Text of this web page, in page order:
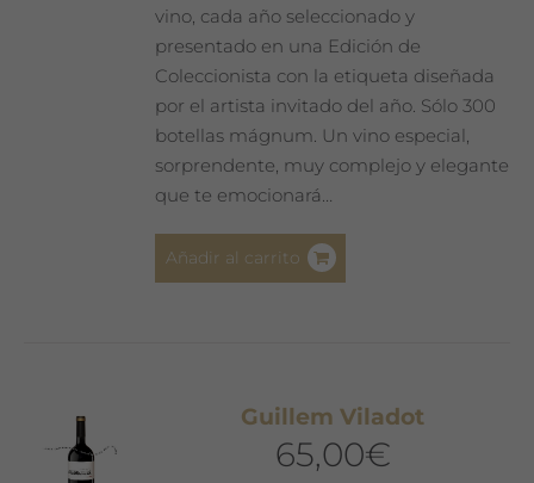
vino, cada año seleccionado y
presentado en una Edición de
Coleccionista con la etiqueta diseñada
por el artista invitado del año. Sólo 300
botellas mágnum. Un vino especial,
sorprendente, muy complejo y elegante
que te emocionará…
Añadir al carrito
Guillem Viladot
65,00€